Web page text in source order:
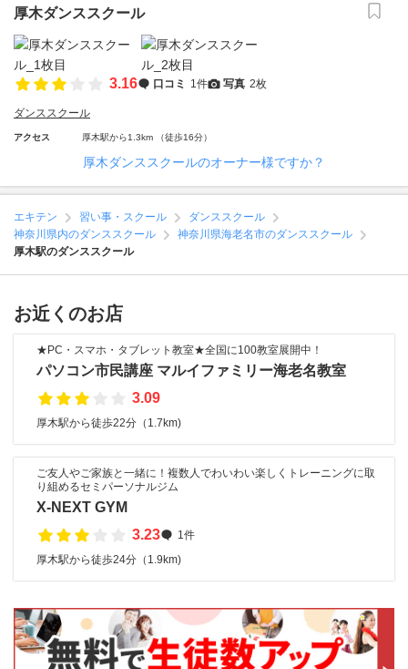
厚木ダンススクール
3.16 口コミ 1件 写真 2枚
ダンススクール
アクセス 厚木駅から1.3km （徒歩16分）
厚木ダンススクールのオーナー様ですか？
エキテン 習い事・スクール
ダンススクール
神奈川県内のダンススクール
神奈川県海老名市のダンススクール
厚木駅のダンススクール
お近くのお店
★PC・スマホ・タブレット教室★全国に100教室展開中！
パソコン市民講座 マルイファミリー海老名教室
3.09
厚木駅から徒歩22分（1.7km)
ご友人やご家族と一緒に！複数人でわいわい楽しくトレーニングに取
り組めるセミパーソナルジム
X-NEXT GYM
3.23
1件
厚木駅から徒歩24分（1.9km)